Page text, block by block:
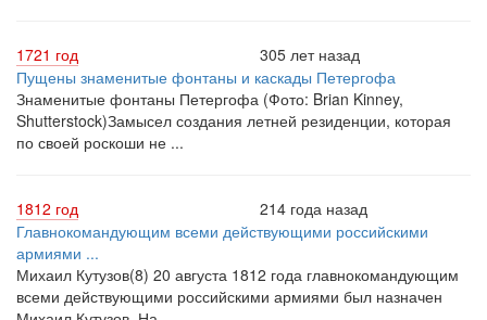
1721 год
305 лет назад
Пущены знаменитые фонтаны и каскады Петергофа
Знаменитые фонтаны Петергофа (Фото: Brian Kinney,
Shutterstock)Замысел создания летней резиденции, которая
по своей роскоши не ...
1812 год
214 года назад
Главнокомандующим всеми действующими российскими
армиями ...
Михаил Кутузов(8) 20 августа 1812 года главнокомандующим
всеми действующими российскими армиями был назначен